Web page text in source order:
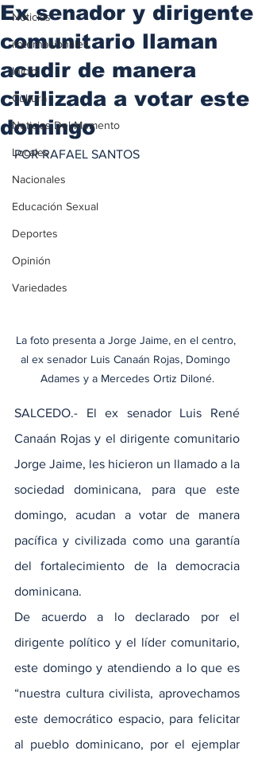
Noticias
iInternacionales
Inicio
Cultura
Noticias Del Momento
Locales
Nacionales
Educación Sexual
Deportes
Opinión
Variedades
Ex senador y dirigente
comunitario llaman
acudir de manera
civilizada a votar este
domingo
POR RAFAEL SANTOS
La foto presenta a Jorge Jaime, en el centro,
al ex senador Luis Canaán Rojas, Domingo
Adames y a Mercedes Ortiz Diloné.
SALCEDO.- El ex senador Luis René
Canaán Rojas y el dirigente comunitario
Jorge Jaime, les hicieron un llamado a la
sociedad dominicana, para que este
domingo, acudan a votar de manera
pacífica y civilizada como una garantía
del fortalecimiento de la democracia
dominicana.
De acuerdo a lo declarado por el
dirigente político y el líder comunitario,
este domingo y atendiendo a lo que es
“nuestra cultura civilista, aprovechamos
este democrático espacio, para felicitar
al pueblo dominicano, por el ejemplar